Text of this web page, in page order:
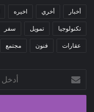
أخبار أخري اخيره
تكنولوجيا تمويل سفر
عقارات فنون مجتمع
بريدك
الإلكتروني